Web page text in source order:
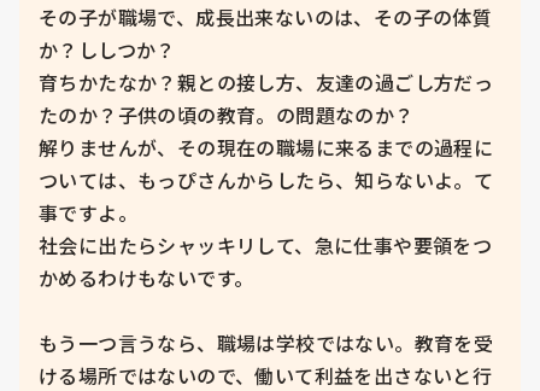
その子が職場で、成長出来ないのは、その子の体質
か？ししつか？
育ちかたなか？親との接し方、友達の過ごし方だっ
たのか？子供の頃の教育。の問題なのか？
解りませんが、その現在の職場に来るまでの過程に
ついては、もっぴさんからしたら、知らないよ。て
事ですよ。
社会に出たらシャッキリして、急に仕事や要領をつ
かめるわけもないです。
もう一つ言うなら、職場は学校ではない。教育を受
ける場所ではないので、働いて利益を出さないと行